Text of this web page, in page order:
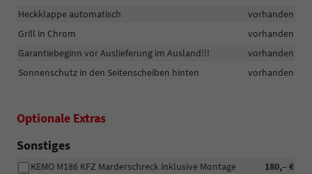
Heckklappe automatisch
vorhanden
Grill in Chrom
vorhanden
Garantiebeginn vor Auslieferung im Ausland!!!
vorhanden
Sonnenschutz in den Seitenscheiben hinten
vorhanden
Optionale Extras
Sonstiges
180,– €
KEMO M186 KFZ Marderschreck inklusive Montage